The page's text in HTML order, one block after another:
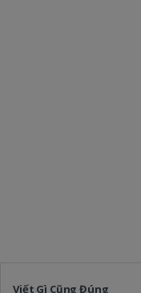
Viết Gì Cũng Đúng